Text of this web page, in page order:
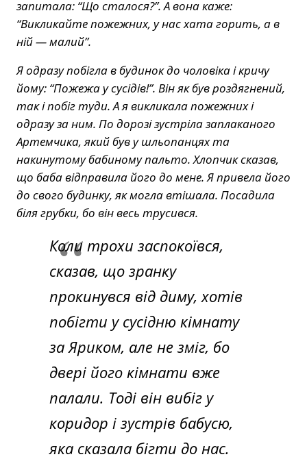
запитала: “Що сталося?”. А вона каже:
“Викликайте пожежних, у нас хата горить, а в
ній — малий”.
Я одразу побігла в будинок до чоловіка і кричу
йому: “Пожежа у сусідів!”. Він як був роздягнений,
так і побіг туди. А я викликала пожежних і
одразу за ним. По дорозі зустріла заплаканого
Артемчика, який був у шльопанцях та
накинутому бабиному пальто. Хлопчик сказав,
що баба відправила його до мене. Я привела його
до свого будинку, як могла втішала. Посадила
біля грубки, бо він весь трусився.
Коли трохи заспокоївся,
сказав, що зранку
прокинувся від диму, хотів
побігти у сусідню кімнату
за Яриком, але не зміг, бо
двері його кімнати вже
палали. Тоді він вибіг у
коридор і зустрів бабусю,
яка сказала бігти до нас.